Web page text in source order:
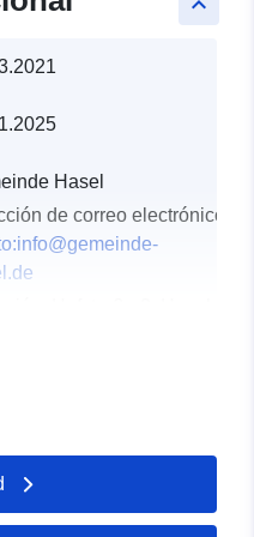
Hasel
de correo electrónico:
a data.europa.eu: 21
2026
en data.europa.eu: